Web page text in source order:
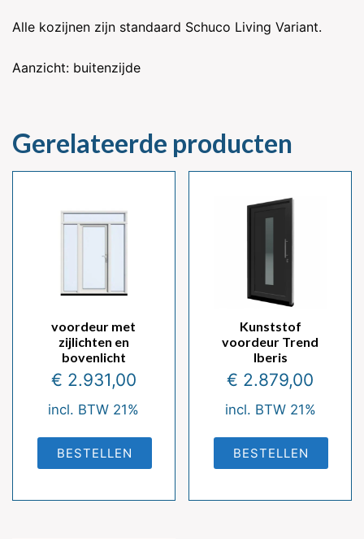
Alle kozijnen zijn standaard Schuco Living Variant.
Aanzicht: buitenzijde
Gerelateerde producten
voordeur met
zijlichten en
bovenlicht
€ 2.931,00
incl. BTW 21%
BESTELLEN
Kunststof
voordeur Trend
Iberis
€ 2.879,00
incl. BTW 21%
BESTELLEN